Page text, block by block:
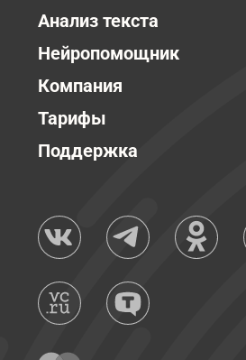
Анализ текста
Нейропомощник
Компания
Тарифы
Поддержка